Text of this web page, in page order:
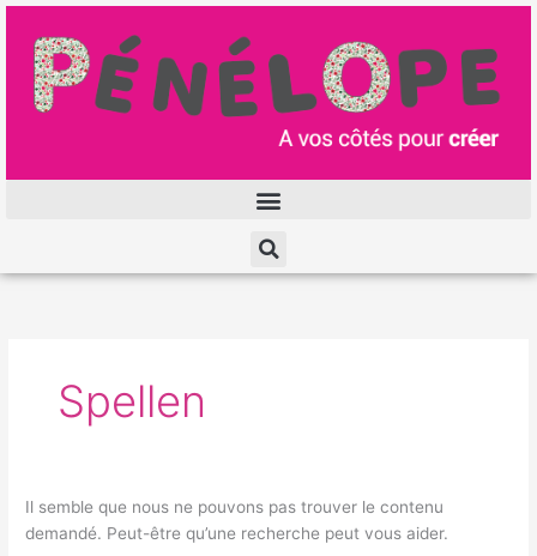
Aller
contenu
Spellen
Il semble que nous ne pouvons pas trouver le contenu
demandé. Peut-être qu’une recherche peut vous aider.